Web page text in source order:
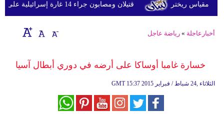
ثقافة
إقتصاد
وموسيقى
قتيلان ومصابون جراء 14 غارة إسرائيلية على شرق وجنوب لبنان
أخبارعاجلة »رياضة عاجل
خسارة غامبا أوساكا على أرضه في دوري أبطال آسيا
GMT 15:37 2015 الثلاثاء ,24 شباط / فبراير